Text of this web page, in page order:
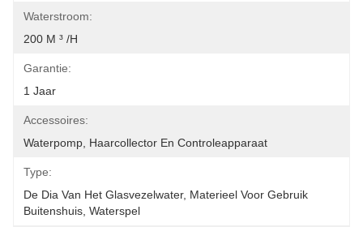
Waterstroom:
200 M ³ /h
Garantie:
1 Jaar
Accessoires:
Waterpomp, Haarcollector En Controleapparaat
Type:
De Dia Van Het Glasvezelwater, Materieel Voor Gebruik
Buitenshuis, Waterspel